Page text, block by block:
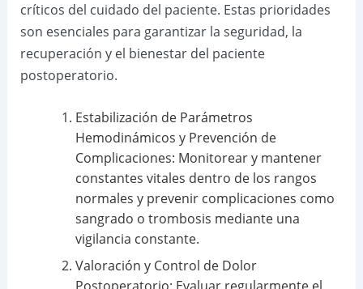
críticos del cuidado del paciente. Estas prioridades
son esenciales para garantizar la seguridad, la
recuperación y el bienestar del paciente
postoperatorio.
Estabilización de Parámetros
Hemodinámicos y Prevención de
Complicaciones: Monitorear y mantener
constantes vitales dentro de los rangos
normales y prevenir complicaciones como
sangrado o trombosis mediante una
vigilancia constante.
Valoración y Control de Dolor